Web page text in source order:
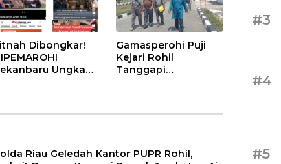
Dibongkar!
Ungkap
Ditolak
Gamasperohi Puji
Kejari Rohil
Tanggapi
Riau Geledah Kantor PUPR Rohil,
#3
#4
#5